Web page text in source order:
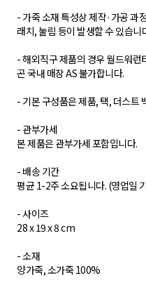
- 가죽 소재 특성상 제작·가공 과
래치, 눌림 등이 발생할 수 있습니
- 해외직구 제품의 경우 월드워
곤 국내 매장 AS 불가합니다.
- 기본 구성품은 제품, 택, 더스트
- 관부가세
본 제품은 관부가세 포함입니다.
- 배송 기간
평균 1-2주 소요됩니다. (영업일
- 사이즈
28 x 19 x 8 cm
- 소재
양가죽, 소가죽 100%